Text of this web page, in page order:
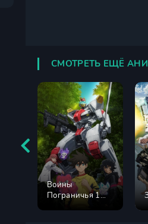
СМОТРЕТЬ ЕЩЁ
Воины
Пограничья 1